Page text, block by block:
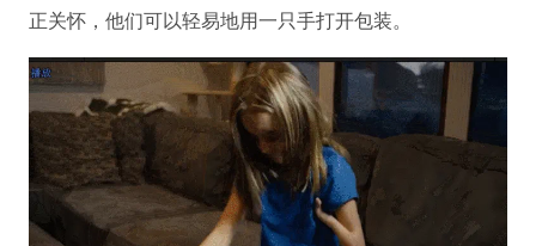
正关怀，他们可以轻易地用一只手打开包装。